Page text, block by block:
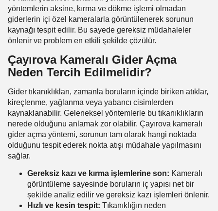
yöntemlerin aksine, kırma ve dökme işlemi olmadan
giderlerin içi özel kameralarla görüntülenerek sorunun
kaynağı tespit edilir. Bu sayede gereksiz müdahaleler
önlenir ve problem en etkili şekilde çözülür.
Çayırova Kameralı Gider Açma
Neden Tercih Edilmelidir?
Gider tıkanıklıkları, zamanla boruların içinde biriken atıklar,
kireçlenme, yağlanma veya yabancı cisimlerden
kaynaklanabilir. Geleneksel yöntemlerle bu tıkanıklıkların
nerede olduğunu anlamak zor olabilir. Çayırova kameralı
gider açma yöntemi, sorunun tam olarak hangi noktada
olduğunu tespit ederek nokta atışı müdahale yapılmasını
sağlar.
Gereksiz kazı ve kırma işlemlerine son: Kameralı
görüntüleme sayesinde boruların iç yapısı net bir
şekilde analiz edilir ve gereksiz kazı işlemleri önlenir.
Hızlı ve kesin tespit: Tıkanıklığın neden